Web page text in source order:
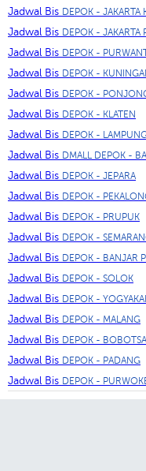
Jadwal Bis DEPOK - JAKARTA
Jadwal Bis DEPOK - JAKARTA
Jadwal Bis DEPOK -
Jadwal Bis DEPOK -
Jadwal Bis DEPOK -
Jadwal Bis DEPOK - KLATEN
Jadwal Bis DEPOK -
Jadwal Bis DMALL DEPOK -
Jadwal Bis DEPOK - JEPARA
Jadwal Bis DEPOK -
Jadwal Bis DEPOK - PRUPUK
Jadwal Bis DEPOK -
Jadwal Bis DEPOK - BANJAR
Jadwal Bis DEPOK - SOLOK
Jadwal Bis DEPOK -
Jadwal Bis DEPOK - MALANG
Jadwal Bis DEPOK -
Jadwal Bis DEPOK - PADANG
Jadwal Bis DEPOK -